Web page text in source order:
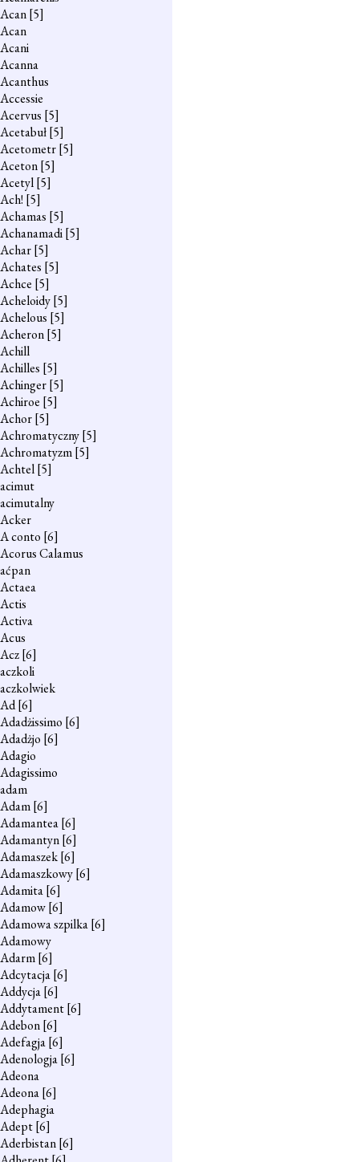
Acan[5]
Acan
Acani
Acanna
Acanthus
Accessie
Acervus [5]
Acetabuł[5]
Acetometr[5]
Aceton[5]
Acetyl[5]
Ach! [5]
Achamas [5]
Achanamadi[5]
Achar[5]
Achates [5]
Achce [5]
Acheloidy[5]
Achelous [5]
Acheron[5]
Achill
Achilles [5]
Achinger[5]
Achiroe [5]
Achor[5]
Achromatyczny[5]
Achromatyzm[5]
Achtel[5]
acimut
acimutalny
Acker
A conto [6]
Acorus Calamus
aćpan
Actaea
Actis
Activa
Acus
Acz[6]
aczkoli
aczkolwiek
Ad[6]
Adadżissimo [6]
Adadżjo [6]
Adagio
Adagissimo
adam
Adam[6]
Adamantea[6]
Adamantyn[6]
Adamaszek[6]
Adamaszkowy[6]
Adamita[6]
Adamow[6]
Adamowa szpilka[6]
Adamowy
Adarm[6]
Adcytacja[6]
Addycja[6]
Addytament[6]
Adebon[6]
Adefagja[6]
Adenologja[6]
Adeona
Adeona[6]
Adephagia
Adept[6]
Aderbistan[6]